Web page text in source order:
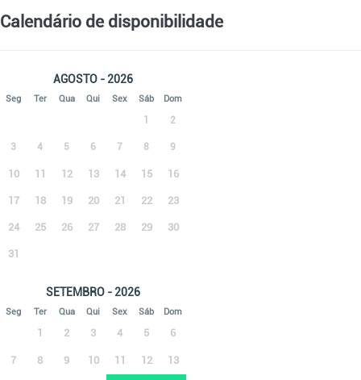
Calendário de disponibilidade
AGOSTO - 2026
Seg Ter Qua Qui Sex Sáb Dom
1 2
3 4 5 6 7 8 9
10 11 12 13 14 15 16
17 18 19 20 21 22 23
24 25 26 27 28 29 30
31
SETEMBRO - 2026
Seg Ter Qua Qui Sex Sáb Dom
1 2 3 4 5 6
7 8 9 10 11 12 13